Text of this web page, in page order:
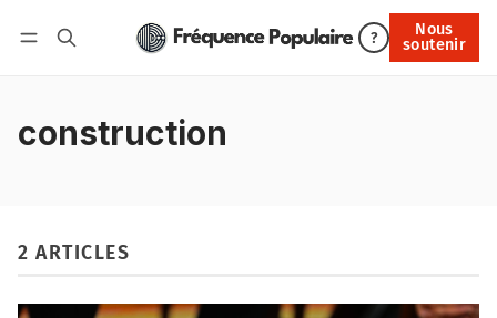
?
Nous
soutenir
Nous soutenir
construction
2 ARTICLES